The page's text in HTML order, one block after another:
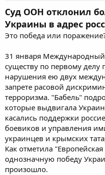
Суд ООН отклонил
Украины в адрес
Это победа или
31 января
существу по первому делу
нарушения ею двух
запрете расовой
терроризма. "Бабель"
которые выдвигала
касались поддержки
боевиков и управления
украинцев и крымских
Как отметила
однозначную победу
произошло.